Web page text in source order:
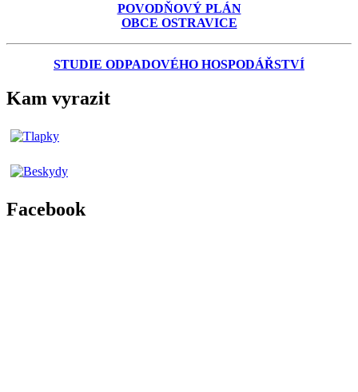
POVODŇOVÝ PLÁN
OBCE OSTRAVICE
STUDIE ODPADOVÉHO HOSPODÁŘSTVÍ
Kam vyrazit
Facebook